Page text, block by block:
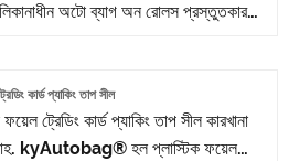
অটো ব্যাগ অন রোলস প্রস্তুতকারক
ছিদ্রযুক্ত পলি প্রাক মালিকানাধীন অটো
স্বাগতম৷
কার্ড প্যাকিং তাপ সীল
ট্রেডিং কার্ড প্যাকিং তাপ সীল কারখানা
kyAutobag® হল প্লাস্টিক ফয়েল